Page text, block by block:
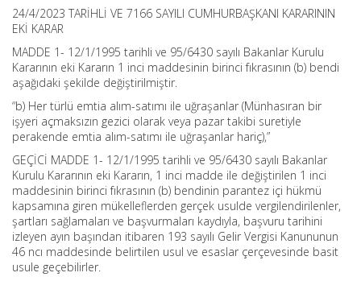
24/4/2023 TARİHLİ VE 7166 SAYILI CUMHURBAŞKANI KARARININ
EKİ KARAR
MADDE 1- 12/1/1995 tarihli ve 95/6430 sayılı Bakanlar Kurulu
Kararının eki Kararın 1 inci maddesinin birinci fıkrasının (b) bendi
aşağıdaki şekilde değiştirilmiştir.
“b) Her türlü emtia alım-satımı ile uğraşanlar (Münhasıran bir
işyeri açmaksızın gezici olarak veya pazar takibi suretiyle
perakende emtia alım-satımı ile uğraşanlar hariç),”
GEÇİCİ MADDE 1- 12/1/1995 tarihli ve 95/6430 sayılı Bakanlar
Kurulu Kararının eki Kararın, 1 inci madde ile değiştirilen 1 inci
maddesinin birinci fıkrasının (b) bendinin parantez içi hükmü
kapsamına giren mükelleflerden gerçek usulde vergilendirilenler,
şartları sağlamaları ve başvurmaları kaydıyla, başvuru tarihini
izleyen ayın başından itibaren 193 sayılı Gelir Vergisi Kanununun
46 ncı maddesinde belirtilen usul ve esaslar çerçevesinde basit
usule geçebilirler.